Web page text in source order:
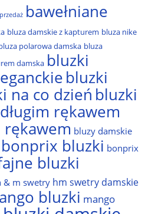
bawełniane
bluza damskie z kapturem bluza nike
polarowa damska bluza
damska bluzki
bluzki
na co dzień bluzki
rękawem
bluzy damskie
bonprix bluzki bonprix
bluzki
& m swetry hm swetry damskie
bluzki mango